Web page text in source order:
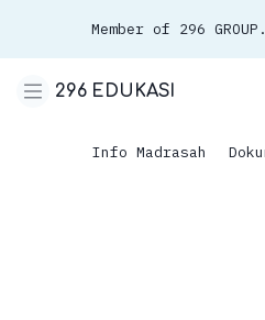
Member of 296 GROUP.
296 EDUKASI